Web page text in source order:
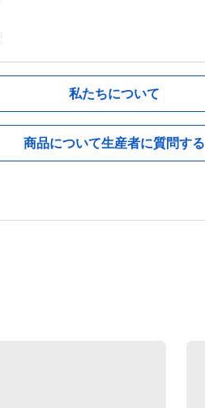
私たちについて
商品について生産者に質問する